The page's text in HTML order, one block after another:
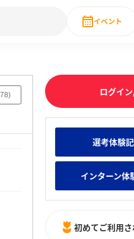
卒就職人気企業ランキング
・DX現場社員インタビュー
イベント
直
) ログイ
選考体験
インターン体
初めてご利用